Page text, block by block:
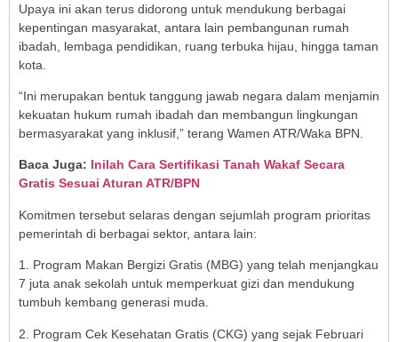
Upaya ini akan terus didorong untuk mendukung berbagai
kepentingan masyarakat, antara lain pembangunan rumah
ibadah, lembaga pendidikan, ruang terbuka hijau, hingga taman
kota.
“Ini merupakan bentuk tanggung jawab negara dalam menjamin
kekuatan hukum rumah ibadah dan membangun lingkungan
bermasyarakat yang inklusif,” terang Wamen ATR/Waka BPN.
Baca Juga: Inilah Cara Sertifikasi Tanah Wakaf Secara
Gratis Sesuai Aturan ATR/BPN
Komitmen tersebut selaras dengan sejumlah program prioritas
pemerintah di berbagai sektor, antara lain:
1. Program Makan Bergizi Gratis (MBG) yang telah menjangkau
7 juta anak sekolah untuk memperkuat gizi dan mendukung
tumbuh kembang generasi muda.
2. Program Cek Kesehatan Gratis (CKG) yang sejak Februari